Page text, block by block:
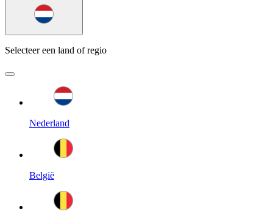
Selecteer een land of regio
Nederland
België